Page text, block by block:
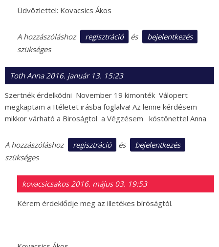
Üdvözlettel: Kovacsics Ákos
A hozzászóláshoz regisztráció és
bejelentkezés
szükséges
Toth Anna 2016. január 13. 15:23
Szertnék érdelködni November 19 kimonték Válopert
megkaptam a Itéletet irásba foglalva! Az lenne kérdésem
mikkor várható a Biroságtol a Végzésem köstönettel Anna
A hozzászóláshoz regisztráció és
bejelentkezés
szükséges
kovacsicsakos 2016. május 03. 19:53
Kérem érdeklődje meg az illetékes bíróságtól.